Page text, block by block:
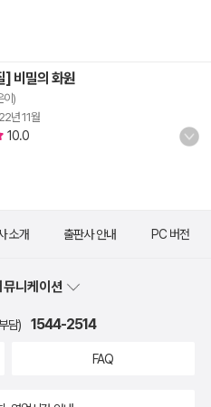
비밀의 화원
이)
년 11월
10.0
소개 출판사 안내 PC 버전
니케이션
담) 1544-2514
FAQ